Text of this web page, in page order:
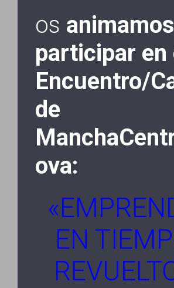
os
participar en
Encuentro/
de
ova:
EN